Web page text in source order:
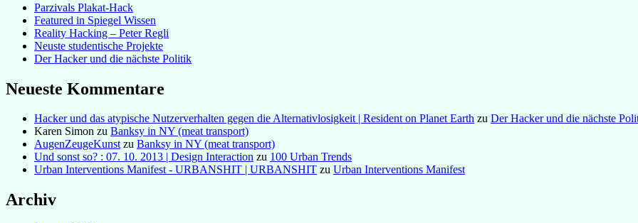
Parzivals Plakat-Hack
Featured in Spiegel Wissen
Reality Hacking – Peter Regli
Neuste studentische Projekte
Der Hacker und die nächste Politik
Neueste Kommentare
Hacker und das atypische Nutzerverhalten gegen die Alternativlosigkeit | Resident on Planet Earth zu Der Hacker und die nächste
Karen Simon zu Banksy in NY (meat transport)
AugenZeugeKunstzu Banksy in NY (meat transport)
Und sonst so? : 07. 10. 2013 | Design Interaction zu 100 Urban Trends
Urban Interventions Manifest - URBANSHIT | URBANSHIT zu Urban Interventions Manifest
Archiv